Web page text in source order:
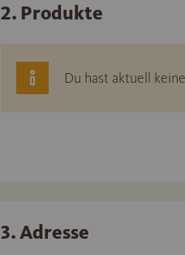
2. Produkte
Du hast aktuell
3. Adresse